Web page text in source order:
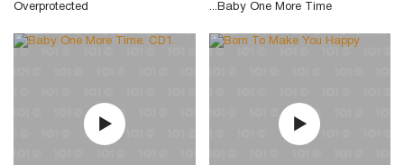
Overprotected ...Baby One More Time